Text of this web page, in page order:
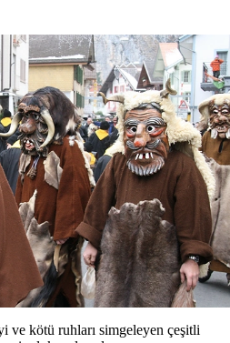
ve kötü ruhları simgeleyen çeşitli